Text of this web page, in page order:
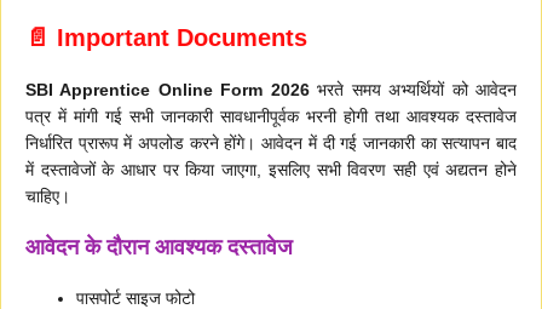
📄 Important Documents
SBI Apprentice Online Form 2026भरते समय अभ्यर्थियों को आवेदन
पत्र में मांगी गई सभी जानकारी सावधानीपूर्वक भरनी होगी तथा आवश्यक दस्तावेज
निर्धारित प्रारूप में अपलोड करने होंगे। आवेदन में दी गई जानकारी का सत्यापन बाद
में दस्तावेजों के आधार पर किया जाएगा, इसलिए सभी विवरण सही एवं अद्यतन होने
चाहिए।
आवेदन के दौरान आवश्यक दस्तावेज
पासपोर्ट साइज फोटो